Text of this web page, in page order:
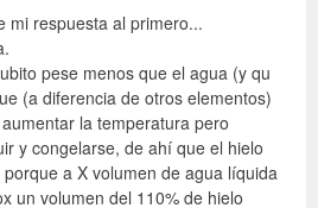
mi respuesta al primero...
pese menos que el agua (y qu
(a diferencia de otros elementos)
la temperatura pero
y congelarse, de ahí que el hielo
a X volumen de agua líquida
un volumen del 110% de hielo